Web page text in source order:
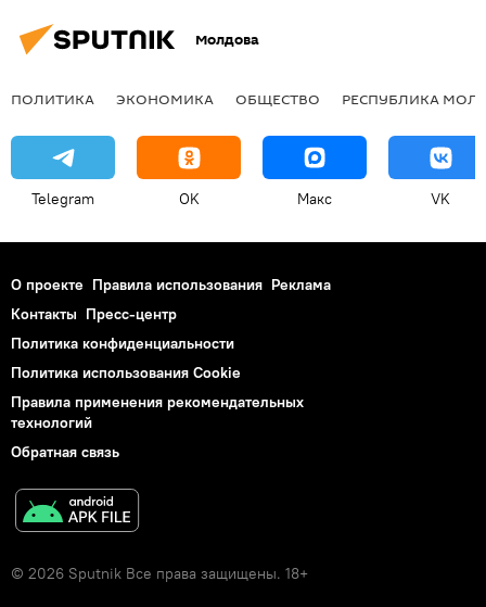
Молдова
ПОЛИТИКА ЭКОНОМИКА ОБЩЕСТВО РЕСПУБЛИКА
Telegram OK Макс VK
О проекте Правила использования Реклама
Контакты Пресс-центр
Политика конфиденциальности
Политика использования Cookie
Правила применения рекомендательных
технологий
Обратная связь
© 2026 Sputnik Все права защищены. 18+